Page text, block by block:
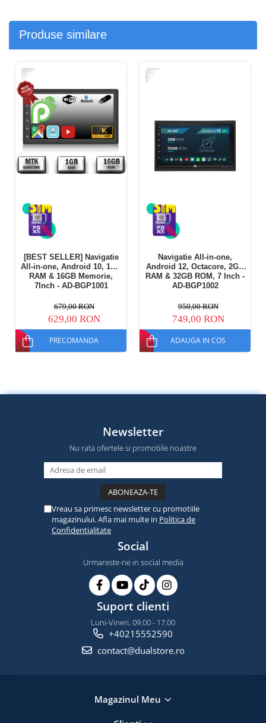
Produse similare
-7%
[BEST SELLER] Navigatie
All-in-one, Android 10, 1GB
RAM & 16GB Memorie,
7Inch - AD-BGP1001
679,00 RON
629,00 RON
PRECOMANDA
-21%
Navigatie All-in-one,
Android 12, Octacore, 2GB
RAM & 32GB ROM, 7 Inch -
AD-BGP1002
950,00 RON
749,00 RON
ADAUGA IN COS
Newsletter
Nu rata ofertele si promotiile noastre
Vreau sa primesc newsletter cu promotiile
magazinului. Afla mai multe in Politica de
Confidentialitate
Social
Urmareste-ne in social media
Suport clienti
Luni-Vineri, 09.00 - 17.00
+40215552590
contact@dualstore.ro
Magazinul Meu